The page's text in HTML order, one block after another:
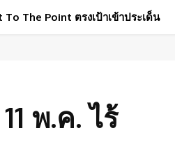
To The Point ตรงเป้าเข้าประเด็น
พ.ค. ไร้